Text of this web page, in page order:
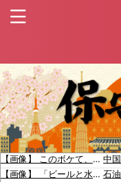
【画像】 このボケて、破壊力ありすぎてクッソワロタｗｗｗｗｗｗｗｗｗ
【画像】 「ビールと水を交互に飲まないと倒れるグラス」発売